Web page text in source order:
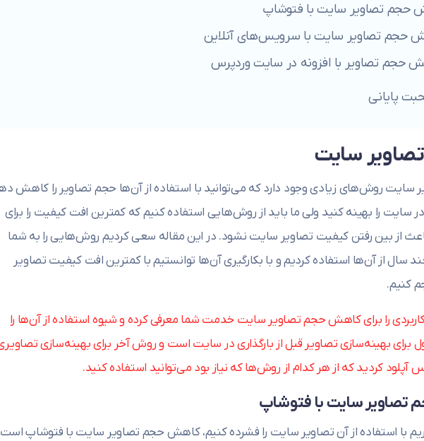
پایانی
سایت
روش‌های زیادی وجود دارد که می‌توانید با استفاده از آن‌ها حجم تصاویر را کاهش
سایت را بهینه کنید ولی ما باید از روش‌هایی استفاده کنیم که کمترین افت کیفیت را برای
از بین رفتن کیفیت تصاویر سایت نشود. در این مقاله سعی کردیم روش‌هایی را به شما
سال از آن‌ها استفاده کردیم و با بکارگیری آن‌ها توانستیم با کمترین افت کیفیت تصاویر
کنیم.
را برای کاهش حجم تصاویر سایت خدمت شما معرفی کرده و شیوه استفاده از آن‌ها را
2 روش اول برای بهینه‌سازی تصاویر قبل از بارگذاری در سایت است و روش آخر برای بهینه‌سازی
آپلود کردید که از هر کدام از روش‌ها که نیاز بود می‌توانید استفاده کنید.
با استفاده از آن تصاویر سایت را فشرده کنیم، کاهش حجم تصاویر سایت با فتوشاپ